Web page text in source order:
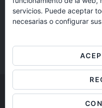
N
S
A
R
M
A
C
B
O
924 17 16 20
Barrio
Aviso
servicios. Puede aceptar
necesarias o configurar